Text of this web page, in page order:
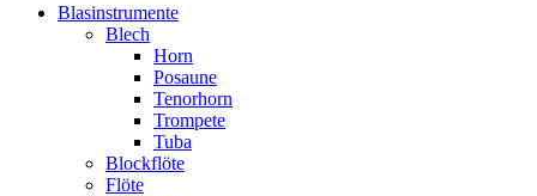
Blasinstrumente
Blech
Horn
Posaune
Tenorhorn
Trompete
Tuba
Blockflöte
Flöte